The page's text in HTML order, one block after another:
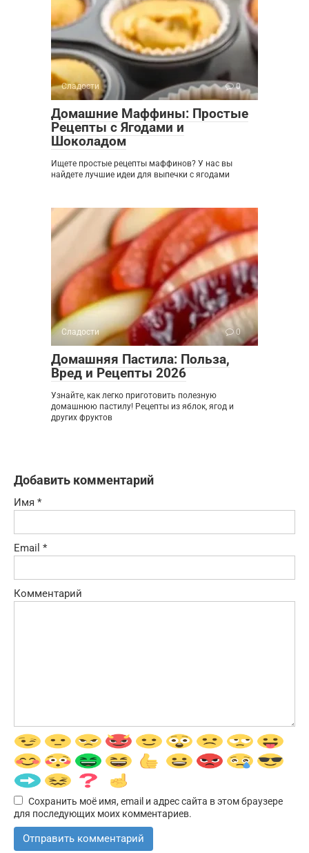
Сладости 0
Домашние Маффины: Простые
Рецепты с Ягодами и
Шоколадом
Ищете простые рецепты маффинов? У нас вы
найдете лучшие идеи для выпечки с ягодами
Сладости 0
Домашняя Пастила: Польза,
Вред и Рецепты 2026
Узнайте, как легко приготовить полезную
домашнюю пастилу! Рецепты из яблок, ягод и
других фруктов
Добавить комментарий
Имя *
Email *
Комментарий
Сохранить моё имя, email и адрес сайта в этом браузере
для последующих моих комментариев.